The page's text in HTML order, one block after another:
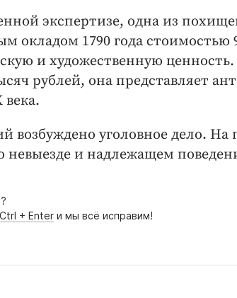
экспертизе, одна из
окладом 1790 года стоимостью
и художественную
рублей, она представляет
века.
возбуждено уголовное дело.
невыезде и надлежащем
Ctrl + Enter и мы всё исправим!